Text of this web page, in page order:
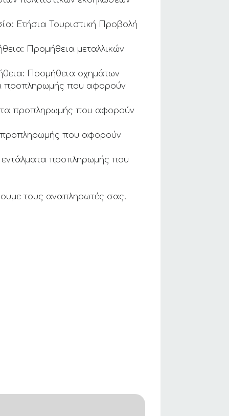
Ετήσια Τουριστική Προβολή
Προμήθεια μεταλλικών
Προμήθεια οχημάτων
προπληρωμής που αφορούν
προπληρωμής που αφορούν
προπληρωμής που αφορούν
προπληρωμής που
τους αναπληρωτές σας.